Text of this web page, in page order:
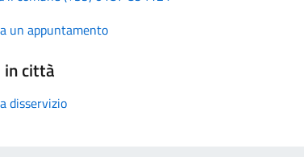
un appuntamento
in città
disservizio